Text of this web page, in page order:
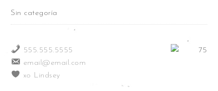
Sin categoría
555.555.5555
email@email.com
xo Lindsey